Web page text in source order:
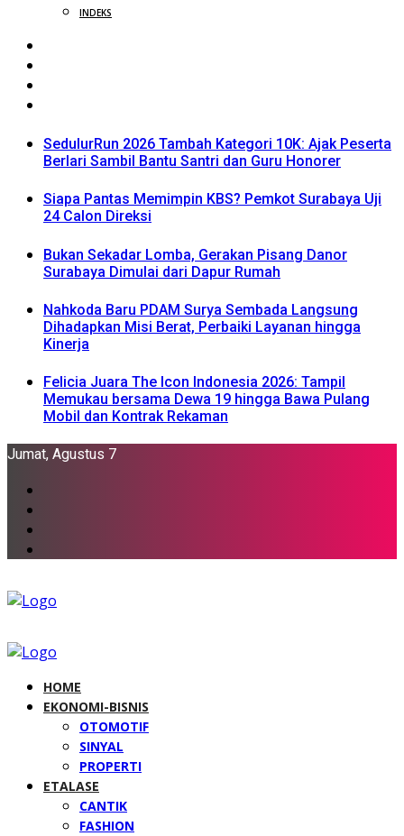
INDEKS
SedulurRun 2026 Tambah Kategori 10K: Ajak Peserta
Berlari Sambil Bantu Santri dan Guru Honorer
Siapa Pantas Memimpin KBS? Pemkot Surabaya Uji
24 Calon Direksi
Bukan Sekadar Lomba, Gerakan Pisang Danor
Surabaya Dimulai dari Dapur Rumah
Nahkoda Baru PDAM Surya Sembada Langsung
Dihadapkan Misi Berat, Perbaiki Layanan hingga
Kinerja
Felicia Juara The Icon Indonesia 2026: Tampil
Memukau bersama Dewa 19 hingga Bawa Pulang
Mobil dan Kontrak Rekaman
Jumat, Agustus 7
HOME
EKONOMI-BISNIS
OTOMOTIF
SINYAL
PROPERTI
ETALASE
CANTIK
FASHION